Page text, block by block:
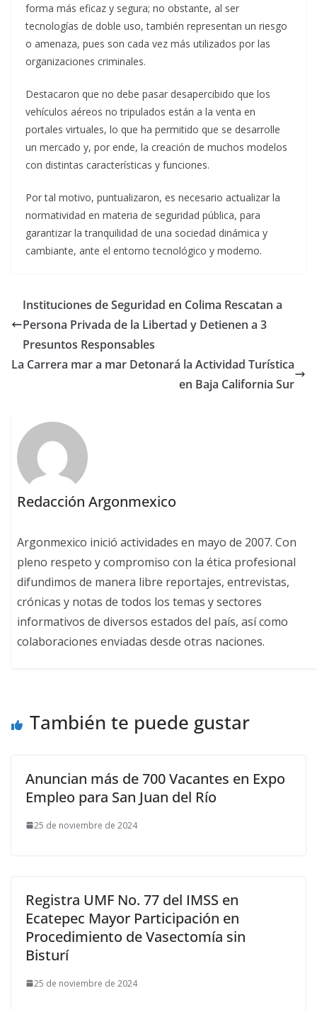
forma más eficaz y segura; no obstante, al ser
tecnologías de doble uso, también representan un riesgo
o amenaza, pues son cada vez más utilizados por las
organizaciones criminales.
Destacaron que no debe pasar desapercibido que los
vehículos aéreos no tripulados están a la venta en
portales virtuales, lo que ha permitido que se desarrolle
un mercado y, por ende, la creación de muchos modelos
con distintas características y funciones.
Por tal motivo, puntualizaron, es necesario actualizar la
normatividad en materia de seguridad pública, para
garantizar la tranquilidad de una sociedad dinámica y
cambiante, ante el entorno tecnológico y moderno.
Instituciones de Seguridad en Colima Rescatan a
Persona Privada de la Libertad y Detienen a 3
Presuntos Responsables
La Carrera mar a mar Detonará la Actividad Turística
en Baja California Sur
Redacción Argonmexico
Argonmexico inició actividades en mayo de 2007. Con
pleno respeto y compromiso con la ética profesional
difundimos de manera libre reportajes, entrevistas,
crónicas y notas de todos los temas y sectores
informativos de diversos estados del país, así como
colaboraciones enviadas desde otras naciones.
También te puede gustar
Anuncian más de 700 Vacantes en Expo
Empleo para San Juan del Río
25 de noviembre de 2024
Registra UMF No. 77 del IMSS en
Ecatepec Mayor Participación en
Procedimiento de Vasectomía sin
Bisturí
25 de noviembre de 2024